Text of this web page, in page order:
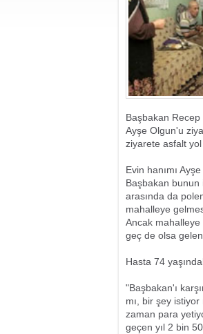
Başbakan Recep
Ayşe Olgun'u
ziyarete asfalt yol
Evin hanımı
Başbakan
arasında da
mahalleye
Ancak
geç de olsa
Hasta 74
"Başbakan'ı
mı, bir şey istiyor
zaman para
geçen yıl 2 bin